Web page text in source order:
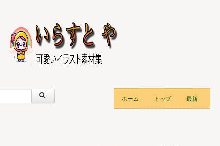
ホーム トップ 最新